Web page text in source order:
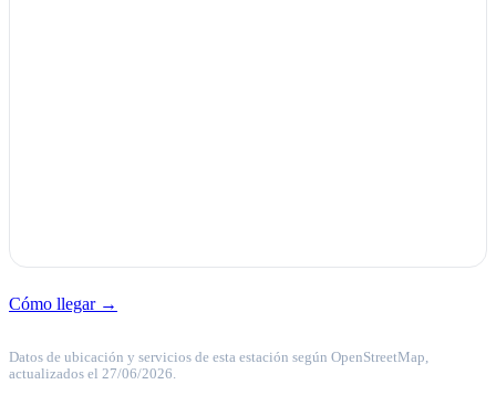
Cómo llegar →
Datos de ubicación y servicios de esta estación según OpenStreetMap,
actualizados el 27/06/2026.